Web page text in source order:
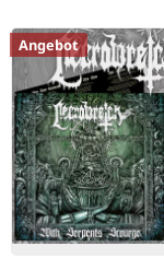
Angebot